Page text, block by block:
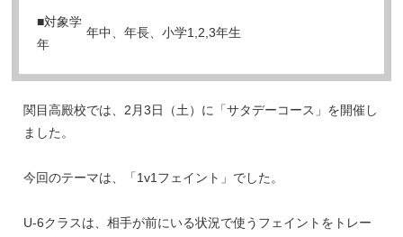
■対象学
年
年中、年長、小学1,2,3年生
関目高殿校では、2月3日（土）に「サタデーコース」を開催し
ました。
今回のテーマは、「1v1フェイント」でした。
U-6クラスは、相手が前にいる状況で使うフェイントをトレー